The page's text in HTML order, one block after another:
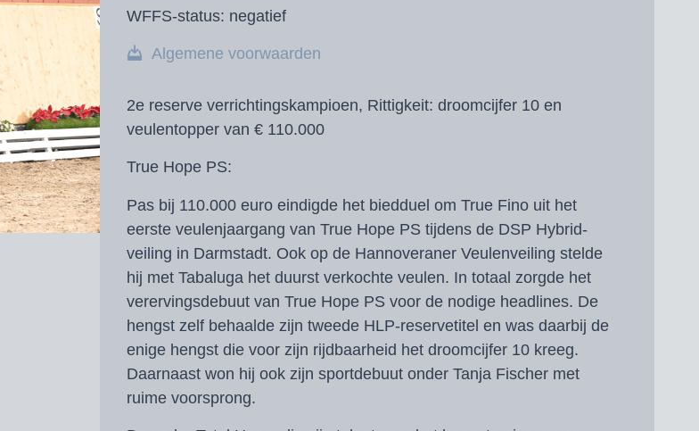
WFFS-status: negatief
Algemene voorwaarden
2e reserve verrichtingskampioen, Rittigkeit: droomcijfer 10 en
veulentopper van € 110.000
True Hope PS:
Pas bij 110.000 euro eindigde het biedduel om True Fino uit het
eerste veulenjaargang van True Hope PS tijdens de DSP Hybrid-
veiling in Darmstadt. Ook op de Hannoveraner Veulenveiling stelde
hij met Tabaluga het duurst verkochte veulen. In totaal zorgde het
verervingsdebuut van True Hope PS voor de nodige headlines. De
hengst zelf behaalde zijn tweede HLP-reservetitel en was daarbij de
enige hengst die voor zijn rijdbaarheid het droomcijfer 10 kreeg.
Daarnaast won hij ook zijn sportdebuut onder Tanja Fischer met
ruime voorsprong.